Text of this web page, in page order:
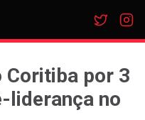
Coritiba por 3
liderança no